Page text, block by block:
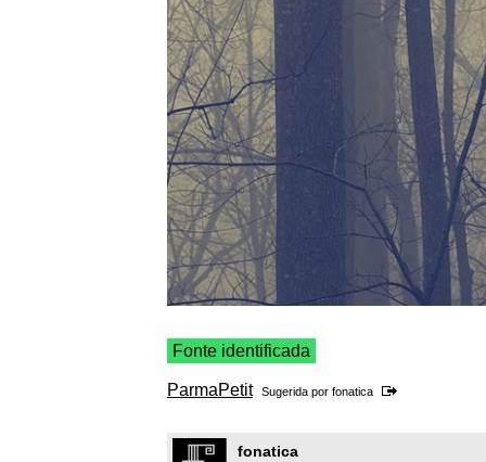
Fonte identificada
ParmaPetit Sugerida por fonatica
fonatica